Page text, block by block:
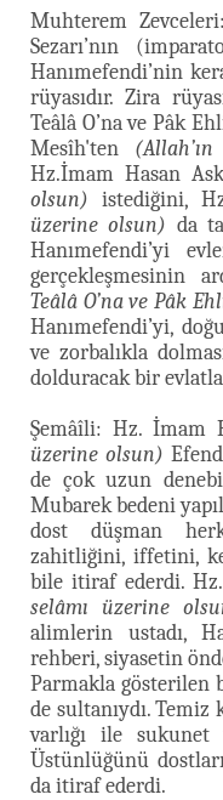
Muhterem
Sezarı’nın
Hanımefendi’nin
rüyasıdır. Zira
Teâlâ O’na ve Pâk
Mesîh'ten
Hz.İmam Hasan
olsun) istediğini,
üzerine olsun) da
Hanımefendi’yi
gerçekleşmesinin
Teâlâ O’na ve Pâk
Hanımefendi’yi,
ve zorbalıkla
dolduracak bir
Şemâîli: Hz. İmam
üzerine olsun)
de çok uzun
Mubarek bedeni
dost düşman
zahitliğini, iffetini,
bile itiraf ederdi.
selâmı üzerine
alimlerin ustadı,
rehberi, siyasetin
Parmakla
de sultanıydı. Temiz
varlığı ile
Üstünlüğünü
da itiraf ederdi.